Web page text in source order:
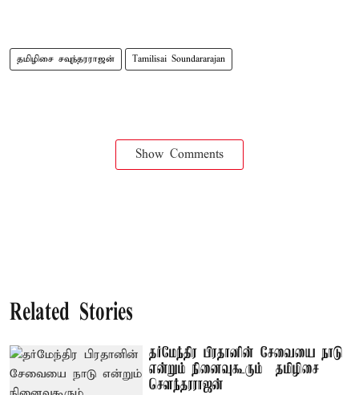
தமிழிசை சவுந்தரராஜன் Tamilisai Soundararajan
Show Comments
Related Stories
தர்மேந்திர பிரதானின் சேவையை நாடு
என்றும் நினைவுகூரும் – தமிழிசை
சௌந்தரராஜன்